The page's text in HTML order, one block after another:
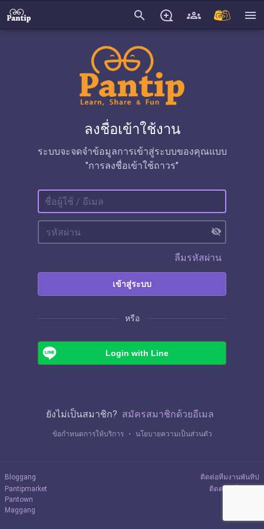
search menu
ลงชื่อเข้าใช้งาน
ระบบจะจดจำข้อมูลการเข้าสู่ระบบของคุณแบบ
"การลงชื่อเข้าใช้ถาวร"
visibility_off
ลืมรหัสผ่าน
เข้าสู่ระบบ
หรือ
Login with Line
ยังไม่เป็นสมาชิก? สมัครสมาชิกด้วยอีเมล
ข้อกำหนดการให้บริการ ・ นโยบายความเป็นส่วนตัว
Bloggang
Pantipmarket
Pantown
Maggang
ติดต่อทีมงานพันทิป
ติดต่อลงโฆษณา